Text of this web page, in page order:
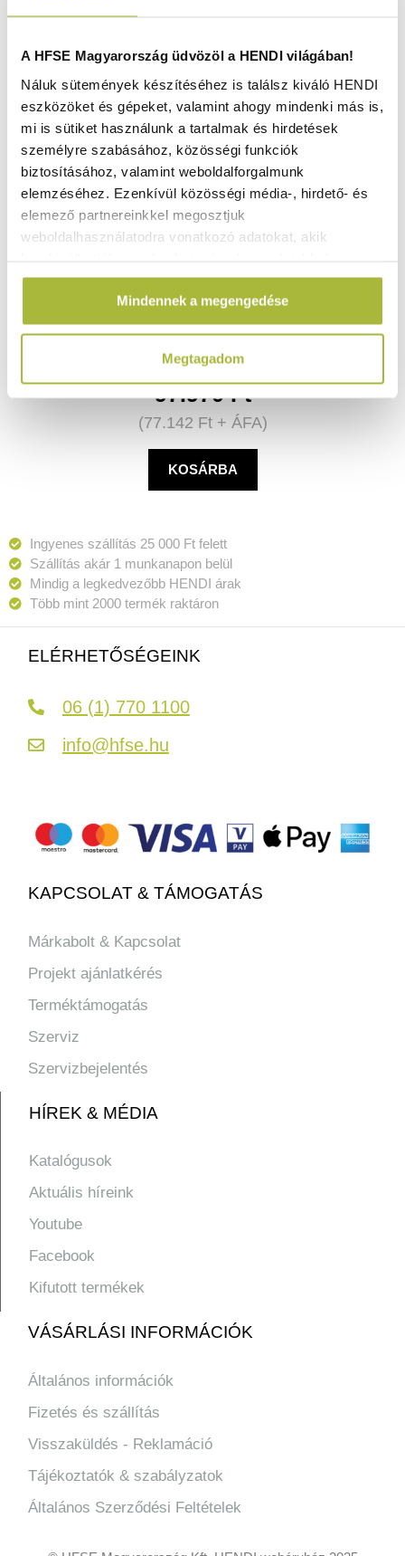
A HFSE Magyarország üdvözöl a HENDI világában!
Náluk sütemények készítéséhez is találsz kiváló HENDI
eszközöket és gépeket, valamint ahogy mindenki más is,
mi is sütiket használunk a tartalmak és hirdetések
személyre szabásához, közösségi funkciók
biztosításához, valamint weboldalforgalmunk
elemzéséhez. Ezenkívül közösségi média-, hirdető- és
elemező partnereinkkel megosztjuk
weboldalhasználatodra vonatkozó adatokat, akik
amelyeket Te adtál meg számukra vagy az általad
használt más szolgáltatásokból gyűjtöttek.
Mindennek a megengedése
Megtagadom
195x370x(H)430 mm - HENDI 208304
Nincs raktáron
97.970Ft
(77.142 Ft+ ÁFA)
KOSÁRBA
Ingyenes szállítás 25 000 Ft felett
Szállítás akár 1 munkanapon belül
Mindig a legkedvezőbb HENDI árak
Több mint 2000 termék raktáron
ELÉRHETŐSÉGEINK
06 (1) 770 1100
info@hfse.hu
KAPCSOLAT & TÁMOGATÁS
Márkabolt & Kapcsolat
Projekt ajánlatkérés
Terméktámogatás
Szerviz
Szervizbejelentés
HÍREK & MÉDIA
Katalógusok
Aktuális híreink
Youtube
Facebook
Kifutott termékek
VÁSÁRLÁSI INFORMÁCIÓK
Általános információk
Fizetés és szállítás
Visszaküldés - Reklamáció
Tájékoztatók & szabályzatok
Általános Szerződési Feltételek